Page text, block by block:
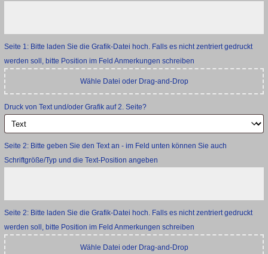
Seite 1: Bitte laden Sie die Grafik-Datei hoch. Falls es nicht zentriert gedruckt
werden soll, bitte Position im Feld Anmerkungen schreiben
Wähle Datei oder Drag-and-Drop
Druck von Text und/oder Grafik auf 2. Seite?
Seite 2: Bitte geben Sie den Text an - im Feld unten können Sie auch
Schriftgröße/Typ und die Text-Position angeben
Seite 2: Bitte laden Sie die Grafik-Datei hoch. Falls es nicht zentriert gedruckt
werden soll, bitte Position im Feld Anmerkungen schreiben
Wähle Datei oder Drag-and-Drop